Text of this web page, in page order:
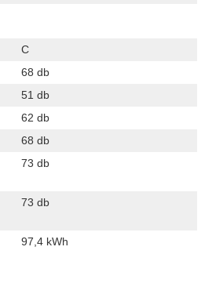
C
68 db
51 db
62 db
68 db
73 db
73 db
97,4 kWh